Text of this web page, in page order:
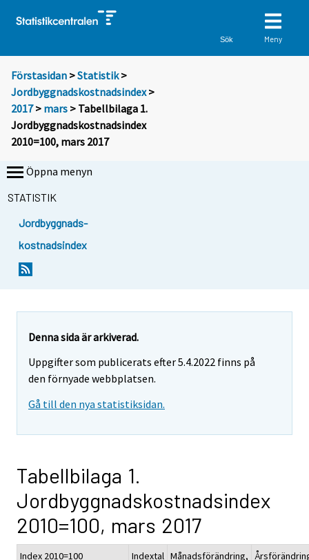
Sök Meny
Förstasidan >Statistik >
Jordbyggnadskostnadsindex>
2017> mars > Tabellbilaga 1.
Jordbyggnadskostnadsindex
2010=100, mars 2017
Öppna menyn
STATISTIK
Jordbyggnads-
kostnadsindex
Denna sida är arkiverad.
Uppgifter som publicerats efter 5.4.2022 finns på
den förnyade webbplatsen.
Gå till den nya statistiksidan.
Tabellbilaga 1.
Jordbyggnadskostnadsindex
2010=100, mars 2017
Index 2010=100 Indextal Månadsförändring,